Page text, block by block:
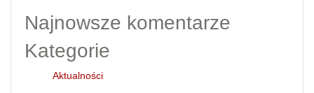
Najnowsze komentarze
Kategorie
Aktualności